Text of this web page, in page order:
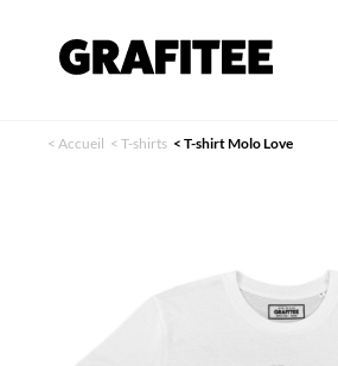
< Accueil < T-shirts < T-shirt Molo Love